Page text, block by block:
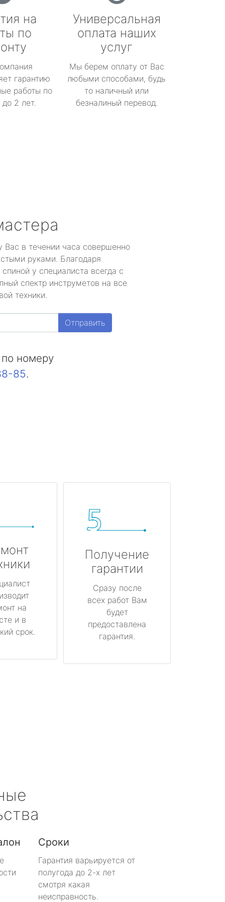
на
по
гарантию
работы по
2 лет.
Универсальная
оплата наших
услуг
Мы берем оплату от Вас
любыми способами, будь
то наличный или
безналиный перевод.
Вас в течении часа совершенно
руками. Благодаря
у специалиста всегда с
спектр инструметов на все
техники.
Отправить
номеру
85.
на
и в
срок.
Получение
гарантии
Сразу после
всех работ Вам
будет
предоставлена
гарантия.
Сроки
Гарантия варьируется от
полугода до 2-х лет
смотря какая
неисправность.